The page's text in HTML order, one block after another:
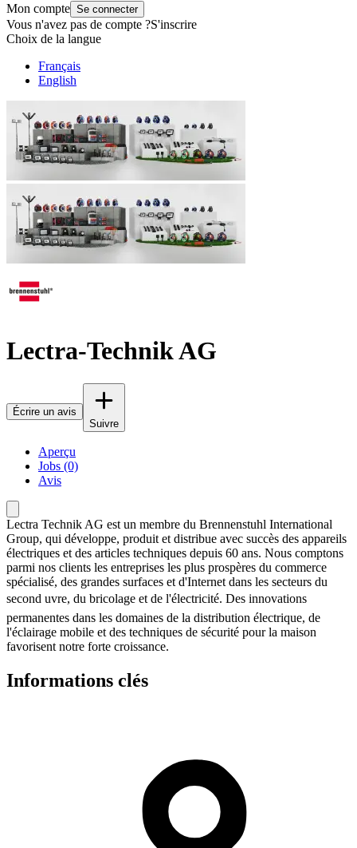
Mon compte Se connecter
Vous n'avez pas de compte ?S'inscrire
Choix de la langue
Français
English
Lectra-Technik AG
Écrire un avis
Suivre
Aperçu
Jobs (0)
Avis
Lectra Technik AG est un membre du Brennenstuhl International
Group, qui développe, produit et distribue avec succès des appareils
électriques et des articles techniques depuis 60 ans. Nous comptons
parmi nos clients les entreprises les plus prospères du commerce
spécialisé, des grandes surfaces et d'Internet dans les secteurs du
second uvre, du bricolage et de l'électricité. Des innovations
permanentes dans les domaines de la distribution électrique, de
l'éclairage mobile et des techniques de sécurité pour la maison
favorisent notre forte croissance.
Informations clés